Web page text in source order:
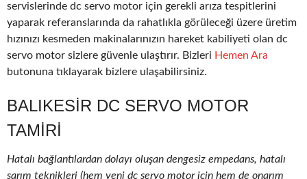
servislerinde dc servo motor için gerekli arıza tespitlerini
yaparak referanslarında da rahatlıkla görüleceği üzere üretim
hızınızı kesmeden makinalarınızın hareket kabiliyeti olan dc
servo motor sizlere güvenle ulaştırır. Bizleri Hemen Ara
butonuna tıklayarak bizlere ulaşabilirsiniz.
BALIKESIR DC SERVO MOTOR
TAMIRI
Hatalı bağlantılardan dolayı oluşan dengesiz empedans, hatalı
sarım teknikleri (hem yeni dc servo motor için hem de onarım